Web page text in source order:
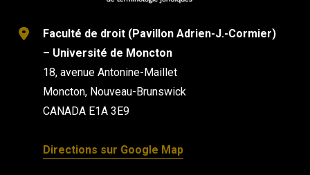
Faculté de droit (Pavillon Adrien-J.-Cormier)
– Université de Moncton
18, avenue Antonine-Maillet
Moncton, Nouveau-Brunswick
CANADA E1A 3E9
Directions sur Google Map